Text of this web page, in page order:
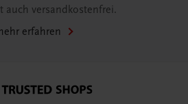
auch versandkostenfrei.
erfahren